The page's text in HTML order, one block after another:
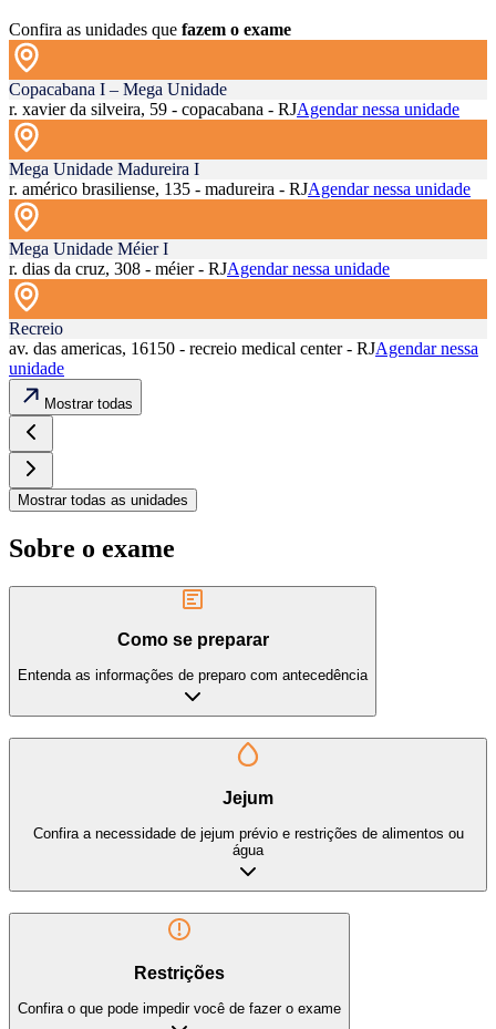
Confira as unidades que fazem o exame
Copacabana I – Mega Unidade
r. xavier da silveira, 59 - copacabana - RJAgendar nessa unidade
Mega Unidade Madureira I
r. américo brasiliense, 135 - madureira - RJAgendar nessa unidade
Mega Unidade Méier I
r. dias da cruz, 308 - méier - RJAgendar nessa unidade
Recreio
av. das americas, 16150 - recreio medical center - RJAgendar nessa
unidade
Mostrar todas
Mostrar todas as unidades
Sobre o exame
Como se preparar
Entenda as informações de preparo com antecedência
Jejum
Confira a necessidade de jejum prévio e restrições de alimentos ou
água
Restrições
Confira o que pode impedir você de fazer o exame